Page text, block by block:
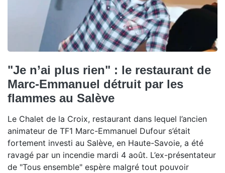
"Je n’ai plus rien" : le restaurant de
Marc-Emmanuel détruit par les
flammes au Salève
Le Chalet de la Croix, restaurant dans lequel l’ancien
animateur de TF1 Marc-Emmanuel Dufour s’était
fortement investi au Salève, en Haute-Savoie, a été
ravagé par un incendie mardi 4 août. L’ex-présentateur
de "Tous ensemble" espère malgré tout pouvoir